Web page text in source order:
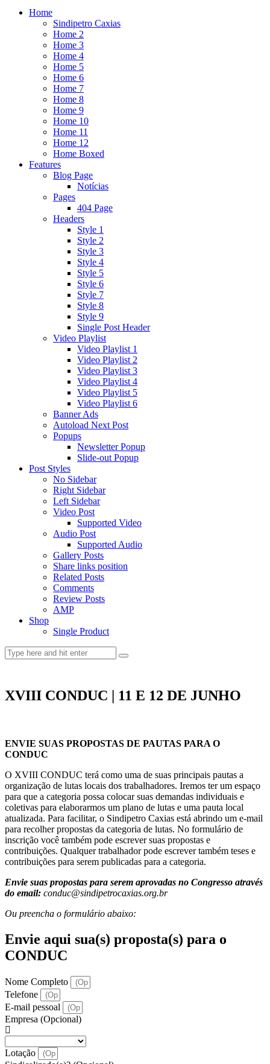
Home
Sindipetro Caxias
Home 2
Home 3
Home 4
Home 5
Home 6
Home 7
Home 8
Home 9
Home 10
Home 11
Home 12
Home Boxed
Features
Blog Page
Notícias
Pages
404 Page
Headers
Style 1
Style 2
Style 3
Style 4
Style 5
Style 6
Style 7
Style 8
Style 9
Single Post Header
Video Playlist
Video Playlist 1
Video Playlist 2
Video Playlist 3
Video Playlist 4
Video Playlist 5
Video Playlist 6
Banner Ads
Autoload Next Post
Popups
Newsletter Popup
Slide-out Popup
Post Styles
No Sidebar
Right Sidebar
Left Sidebar
Video Post
Supported Video
Audio Post
Supported Audio
Gallery Posts
Share links position
Related Posts
Comments
Review Posts
AMP
Shop
Single Product
XVIII CONDUC | 11 E 12 DE JUNHO
ENVIE SUAS PROPOSTAS DE PAUTAS PARA O
CONDUC
O XVIII CONDUC terá como uma de suas principais pautas a
organização de lutas locais dos trabalhadores. Iremos ter um espaço
para que a categoria possa colocar suas demandas individuais e
coletivas para elaborarmos um plano de lutas e uma pauta local
atualizada. Para facilitar, o Sindipetro Caxias está abrindo um e-mail
para recolher propostas da categoria de lutas. No formulário de
inscrição você também pode escrever suas propostas e
contribuições. Qualquer trabalhador pode escrever também teses e
contribuições para serem publicadas para a categoria.
Envie suas propostas para serem aprovadas no Congresso através
do email: conduc@sindipetrocaxias.org.br
Ou preencha o formulário abaixo:
Envie aqui sua(s) proposta(s) para o
CONDUC
Nome Completo
Telefone
E-mail pessoal
Empresa (Opcional)
Lotação